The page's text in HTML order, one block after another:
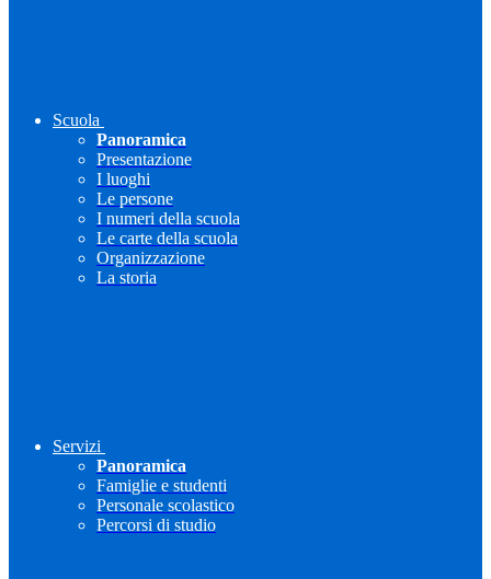
Scuola
Panoramica
Presentazione
I luoghi
Le persone
I numeri della scuola
Le carte della scuola
Organizzazione
La storia
Servizi
Panoramica
Famiglie e studenti
Personale scolastico
Percorsi di studio